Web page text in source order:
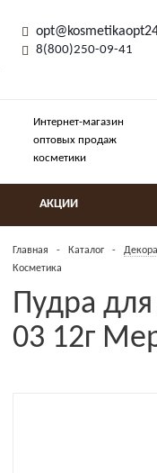
8(800)250-09-41
Интернет-магазин
оптовых продаж
косметики
АКЦИИ
Главная - Каталог -
Косметика
Пудра
03 12г